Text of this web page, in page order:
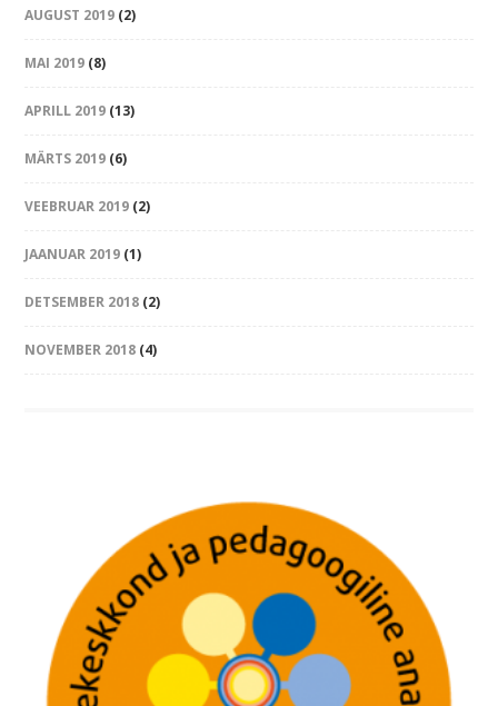
AUGUST 2019 (2)
MAI 2019 (8)
APRILL 2019 (13)
MÄRTS 2019 (6)
VEEBRUAR 2019 (2)
JAANUAR 2019 (1)
DETSEMBER 2018 (2)
NOVEMBER 2018 (4)